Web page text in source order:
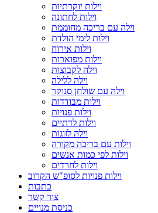
וילות יוקרתיות
וילות לחתונה
וילה עם בריכה מחוממת
וילות לימי הולדת
וילות אירוח
וילות מפוארות
וילה לקבוצות
וילה ללילה
וילה עם שולחן סנוקר
וילות מבודדות
וילות פנויות
וילות לדתיים
וילה לזוגות
וילות עם בריכה מקורה
וילות לפי כמות אנשים
וילות לחרדים
וילות פנויות לסופ"ש הקרוב
כתבות
צור קשר
כניסת מנויים